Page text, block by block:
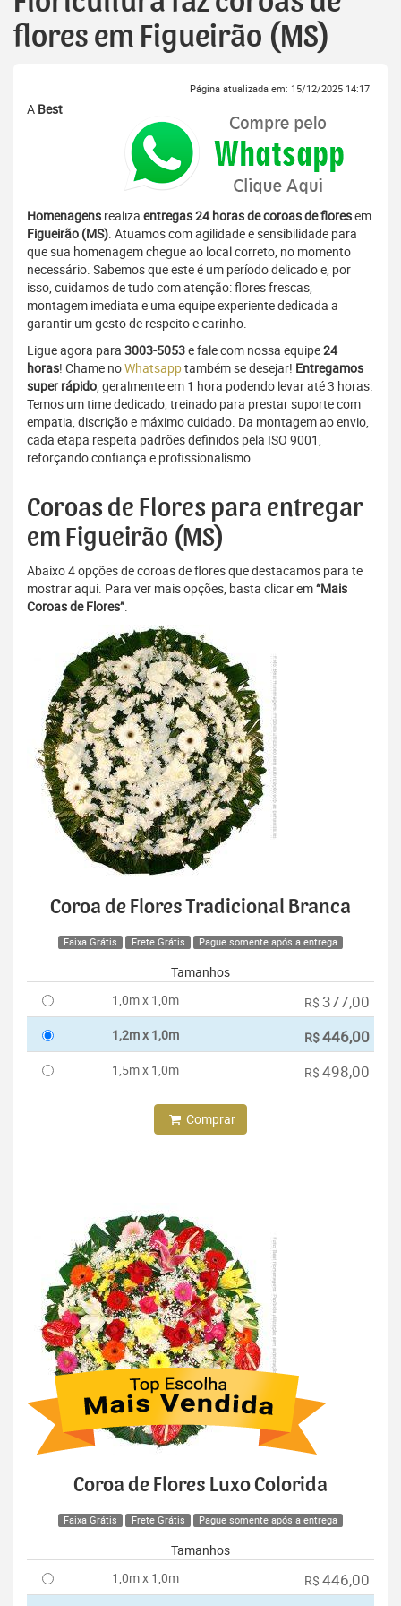
flores em Figueirão (MS)
Página atualizada em: 15/12/2025 14:17
A Best
Homenagens realiza entregas 24 horas de coroas de floresem
Figueirão (MS). Atuamos com agilidade e sensibilidade para
que sua homenagem chegue ao local correto, no momento
necessário. Sabemos que este é um período delicado e, por
isso, cuidamos de tudo com atenção: flores frescas,
montagem imediata e uma equipe experiente dedicada a
garantir um gesto de respeito e carinho.
Ligue agora para 3003-5053e fale com nossa equipe24
horas! Chame noWhatsapptambém se desejar! Entregamos
super rápido, geralmente em 1 hora podendo levar até 3 horas.
Temos um time dedicado, treinado para prestar suporte com
empatia, discrição e máximo cuidado. Da montagem ao envio,
cada etapa respeita padrões definidos pela ISO 9001,
reforçando confiança e profissionalismo.
Coroas de Flores para entregar
em Figueirão (MS)
Abaixo 4 opções de coroas de flores que destacamos para te
mostrar aqui. Para ver mais opções, basta clicar em“Mais
Coroas de Flores”.
Coroa de Flores Tradicional Branca
Faixa Grátis Frete Grátis Pague somente após a entrega
Tamanhos
1,0m x 1,0m
R$ 377,00
1,2m x 1,0m R$446,00
1,5m x 1,0m R$ 498,00
Comprar
Coroa de Flores Luxo Colorida
Faixa Grátis Frete Grátis Pague somente após a entrega
Tamanhos
1,0m x 1,0m
R$ 446,00